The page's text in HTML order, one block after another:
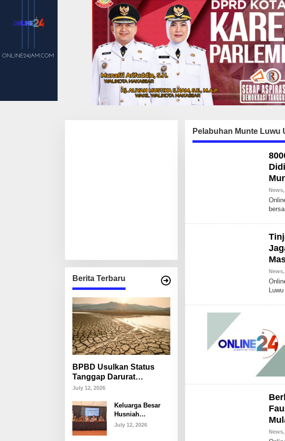
Berita Terbaru
BPBD Usulkan Status
Tanggap Darurat
Kekeringan di Makassar,
Mulai Krisis Air Bersih
July 12, 2026
Keluarga Besar
Husniah
Talenrang
July 12, 2026
Pelabuhan Munte Luwu
News,
News,
News,